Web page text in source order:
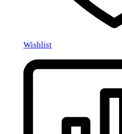
Wishlist